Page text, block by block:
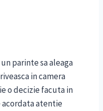
parinte sa aleaga
in camera
o decizie facuta in
atentie